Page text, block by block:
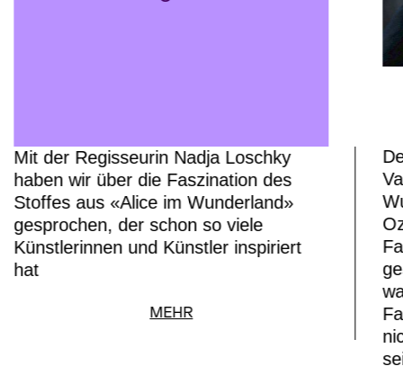
Mit der Regisseurin Nadja Loschky
haben wir über die Faszination des
Stoffes aus «Alice im Wunderland»
gesprochen, der schon so viele
Künstlerinnen und Künstler inspiriert
hat
MEHR